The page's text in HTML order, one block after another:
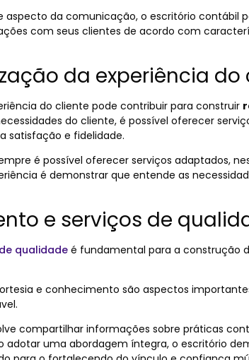
aspecto da comunicação, o escritório contábil
com seus clientes de acordo com
da experiência do
do cliente pode contribuir para construir
do cliente, é possível oferecer
satisfação e fidelidade.
é possível oferecer serviços adaptados,
é demonstrar que entende as
e serviços de
qualidade é fundamental para a construção
e conhecimento são aspectos
compartilhar informações sobre práticas
adotar uma abordagem íntegra, o escritório